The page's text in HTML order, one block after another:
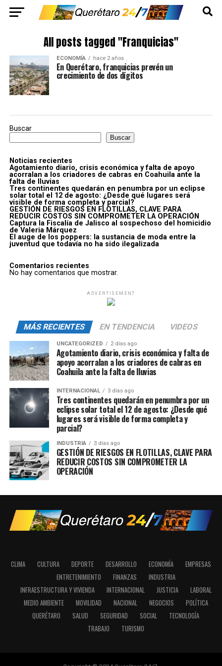
All posts tagged "Franquicias"
ECONOMÍA hace 2 años
En Querétaro, franquicias prevén un
crecimiento de dos dígitos
Buscar
Buscar
Noticias recientes
Agotamiento diario, crisis económica y falta de apoyo
acorralan a los criadores de cabras en Coahuila ante la
falta de lluvias
Tres continentes quedarán en penumbra por un eclipse
solar total el 12 de agosto: ¿Desde qué lugares será
visible de forma completa y parcial?
GESTIÓN DE RIESGOS EN FLOTILLAS, CLAVE PARA
REDUCIR COSTOS SIN COMPROMETER LA OPERACIÓN
Captura la Fiscalía de Jalisco al sospechoso del homicidio
de Valeria Márquez
El auge de los poppers: la sustancia de moda entre la
juventud que todavía no ha sido ilegalizada
Comentarios recientes
No hay comentarios que mostrar.
ADVERTISEMENT
MÁS RECIENTES EN TENDENCIA VIDEOS
UNCATEGORIZED 2 días ago
Agotamiento diario, crisis económica y falta de
apoyo acorralan a los criadores de cabras en
Coahuila ante la falta de lluvias
INTERNACIONAL 3 días ago
Tres continentes quedarán en penumbra por un
eclipse solar total el 12 de agosto: ¿Desde qué
lugares será visible de forma completa y
parcial?
INDUSTRIA 3 días ago
GESTIÓN DE RIESGOS EN FLOTILLAS, CLAVE PARA
REDUCIR COSTOS SIN COMPROMETER LA
OPERACIÓN
CLIMA CULTURA DEPORTE DESARROLLO ECONOMÍA
EMPRESAS
ENTRETENIMIENTO
FINANZAS
INDUSTRIA
INFRAESTRUCTURA Y VIVIENDA
INTERNACIONAL JUSTICIA
LABORAL
MEDIO AMBIENTE
MOVILIDAD NACIONAL NEGOCIOS
POLÍTICA
QUERÉTARO
SALUD SEGURIDAD SOCIAL
TECNOLOGÍA
TRABAJO
TURISMO